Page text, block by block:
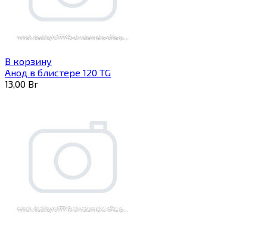
В корзину
Анод в блистере 120 TG
13,00 Br